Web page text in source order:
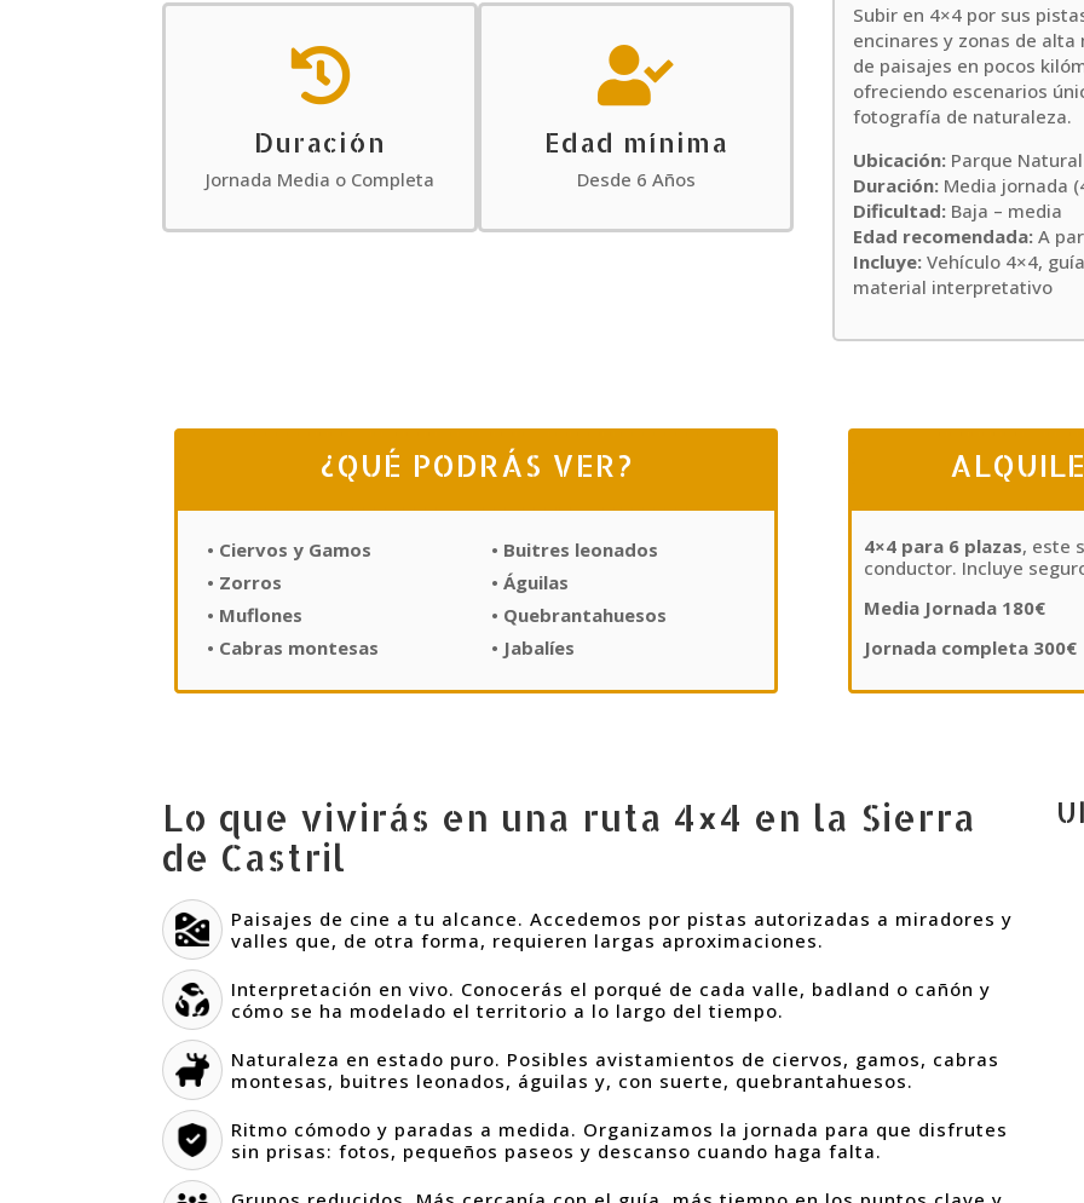

Duración
Jornada Media o Completa

Edad mínima
Desde 6 Años
Subir en 4×4 por sus
encinares y zonas de
de paisajes en pocos
ofreciendo escenarios
fotografía de naturaleza.
Ubicación: Parque
Duración: Media jornada
Dificultad: Baja – media
Edad recomendada: A
Incluye: Vehículo 4×4,
material interpretativo
¿QUÉ PODRÁS VER?
• Ciervos y Gamos
• Zorros
• Muflones
• Cabras montesas
• Buitres leonados
• Águilas
• Quebrantahuesos
• Jabalíes
4×4 para 6 plazas, este
conductor. Incluye
Media Jornada 180€
Jornada completa 300€
Lo que vivirás en una ruta 4×4 en la Sierra
de Castril
Paisajes de cine a tu alcance. Accedemos por pistas autorizadas a miradores y
valles que, de otra forma, requieren largas aproximaciones.
Interpretación en vivo. Conocerás el porqué de cada valle, badland o cañón y
cómo se ha modelado el territorio a lo largo del tiempo.
Naturaleza en estado puro. Posibles avistamientos de ciervos, gamos, cabras
montesas, buitres leonados, águilas y, con suerte, quebrantahuesos.
Ritmo cómodo y paradas a medida. Organizamos la jornada para que disfrutes
sin prisas: fotos, pequeños paseos y descanso cuando haga falta.